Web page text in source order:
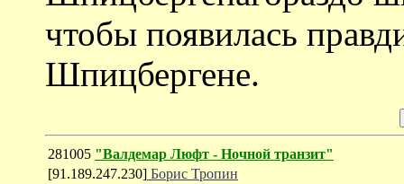
чтобы появилась
Шпицбергене.
281005 "Валдемар Люфт - Ночной транзит"
[91.189.247.230] Борис Тропин